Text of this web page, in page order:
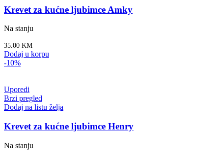
Krevet za kućne ljubimce Amky
Na stanju
35.00 KM
Dodaj u korpu
-10%
Uporedi
Brzi pregled
Dodaj na listu želja
Krevet za kućne ljubimce Henry
Na stanju